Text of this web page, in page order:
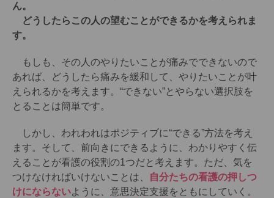
ん。
どうしたらこの人の望むことができるかを考えられま
す。
もしも、その人のやりたいことが痛みでできないので
あれば、どうしたら痛みを緩和して、やりたいことが叶
えられるかを考えます。“できない”とやらない選択肢を
とることは簡単です。
しかし、われわれはポジティブに“できる”方法を考え
ます。そして、前向きにできるように、わかりやすく伝
えることが看護の役割の1つだと考えます。ただ、気を
つけなければいけないことは、
自分たちの看護の押しつ
けにならないように、意思決定支援をともにしていく。